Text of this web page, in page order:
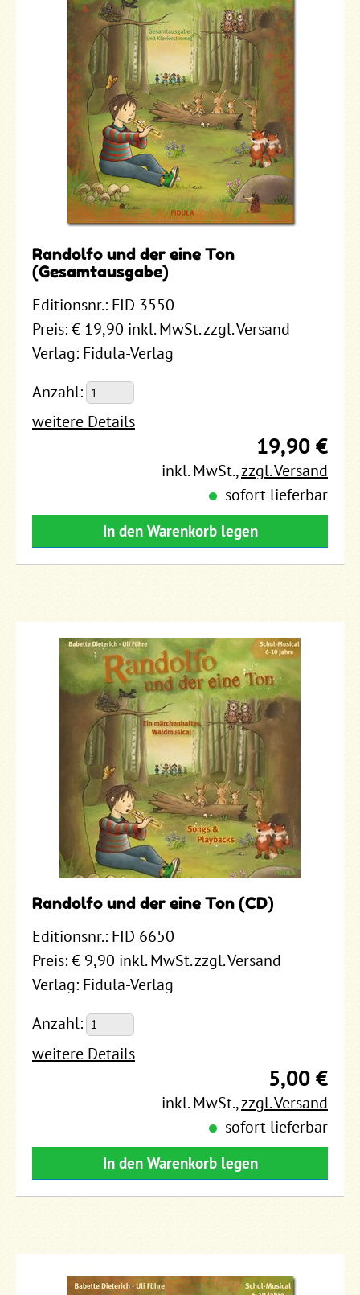
Randolfo und der eine Ton
(Gesamtausgabe)
Editionsnr.: FID 3550
Preis: € 19,90 inkl. MwSt. zzgl. Versand
Verlag: Fidula-Verlag
Anzahl:
weitere Details
19,90 €
inkl. MwSt.,zzgl. Versand
sofort lieferbar
In den Warenkorb legen
Randolfo und der eine Ton (CD)
Editionsnr.: FID 6650
Preis: € 9,90 inkl. MwSt. zzgl. Versand
Verlag: Fidula-Verlag
Anzahl:
weitere Details
5,00 €
inkl. MwSt.,zzgl. Versand
sofort lieferbar
In den Warenkorb legen